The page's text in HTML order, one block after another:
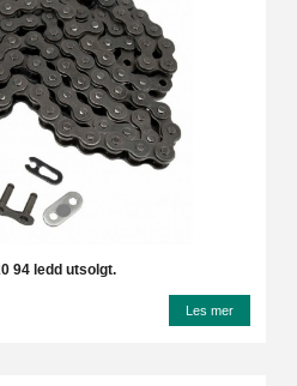
94 ledd utsolgt.
Les mer